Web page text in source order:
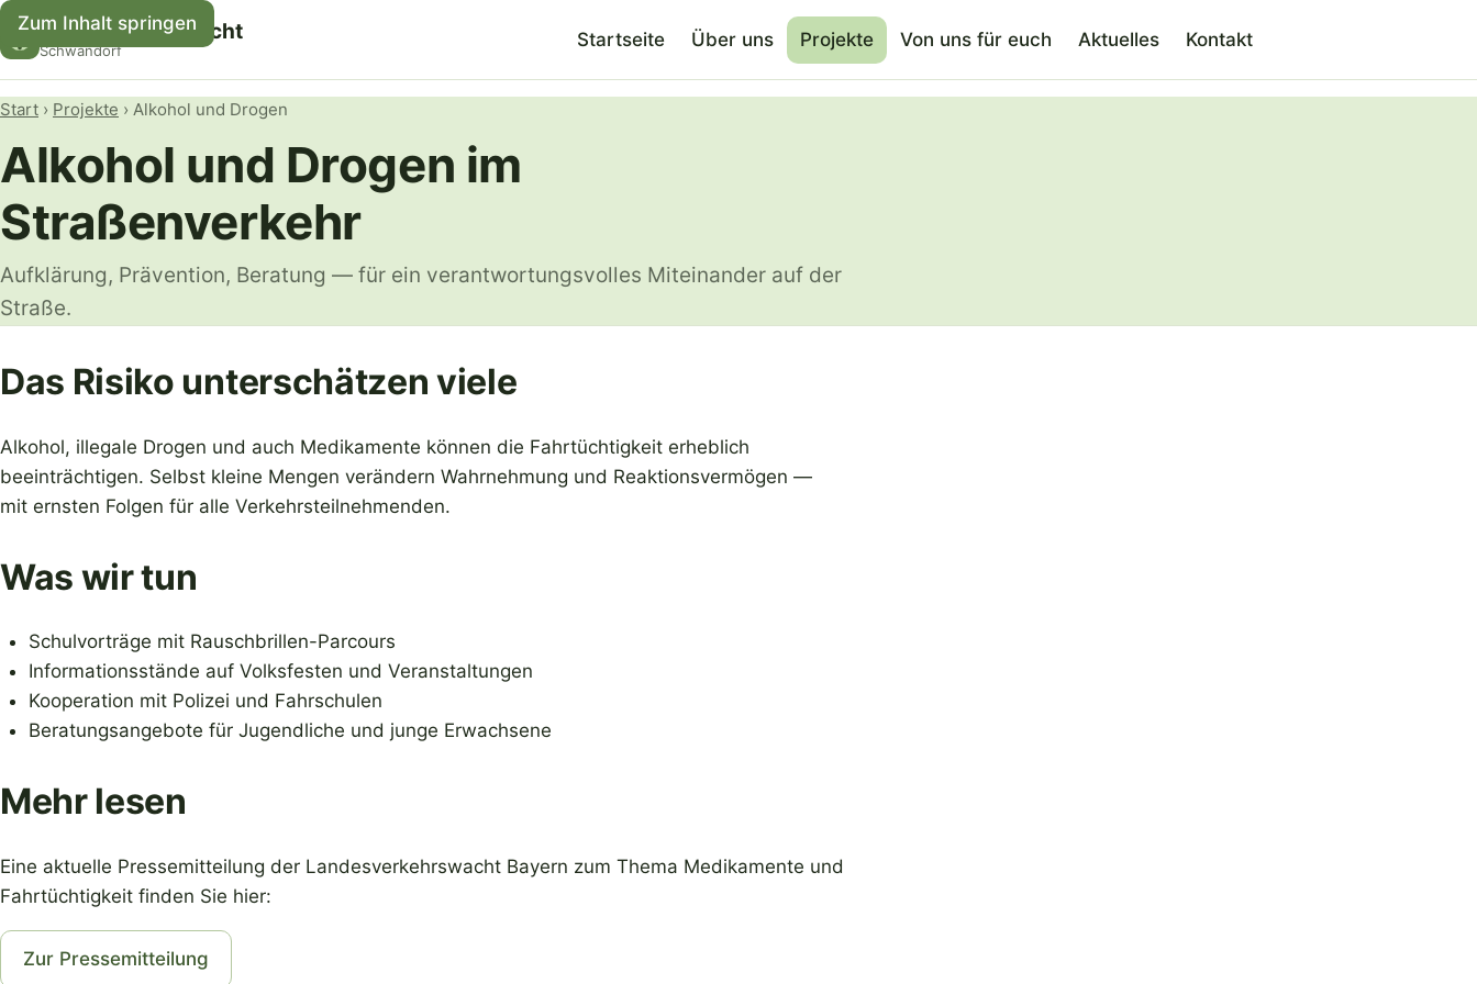
Zum Inhalt springen
Kreisverkehrswacht
Schwandorf
Startseite Über uns Projekte Von uns für euch Aktuelles Kontakt
Start › Projekte › Alkohol und Drogen
Alkohol und Drogen im
Straßenverkehr
Aufklärung, Prävention, Beratung — für ein verantwortungsvolles Miteinander auf der
Straße.
Das Risiko unterschätzen viele
Alkohol, illegale Drogen und auch Medikamente können die Fahrtüchtigkeit erheblich
beeinträchtigen. Selbst kleine Mengen verändern Wahrnehmung und Reaktionsvermögen —
mit ernsten Folgen für alle Verkehrsteilnehmenden.
Was wir tun
Schulvorträge mit Rauschbrillen-Parcours
Informationsstände auf Volksfesten und Veranstaltungen
Kooperation mit Polizei und Fahrschulen
Beratungsangebote für Jugendliche und junge Erwachsene
Mehr lesen
Eine aktuelle Pressemitteilung der Landesverkehrswacht Bayern zum Thema Medikamente und
Fahrtüchtigkeit finden Sie hier:
Zur Pressemitteilung